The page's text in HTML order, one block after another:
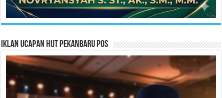
Iklan Ucapan HUT Pekanbaru Pos